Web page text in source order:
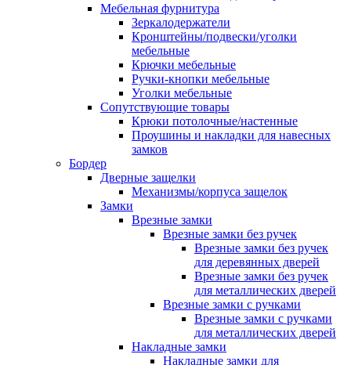
Мебельная фурнитура
Зеркалодержатели
Кронштейны/подвески/уголки
мебельные
Крючки мебельные
Ручки-кнопки мебельные
Уголки мебельные
Сопутствующие товары
Крюки потолочные/настенные
Проушины и накладки для навесных
замков
Бордер
Дверные защелки
Механизмы/корпуса защелок
Замки
Врезные замки
Врезные замки без ручек
Врезные замки без ручек
для деревянных дверей
Врезные замки без ручек
для металлических дверей
Врезные замки с ручками
Врезные замки с ручками
для металлических дверей
Накладные замки
Накладные замки для